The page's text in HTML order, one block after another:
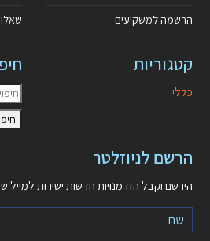
הרשמה למשקיעים
קטגוריות
כללי
הרשם לניוזלטר
הירשם וקבל הזדמנויות חדשות ישירות למייל